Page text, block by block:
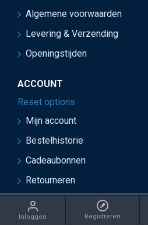
Algemene voorwaarden
Levering & Verzending
Openingstijden
ACCOUNT
Reset options
Mijn account
Bestelhistorie
Cadeaubonnen
Retourneren
2021 Juwelier van Soest -
Inloggen Registreren